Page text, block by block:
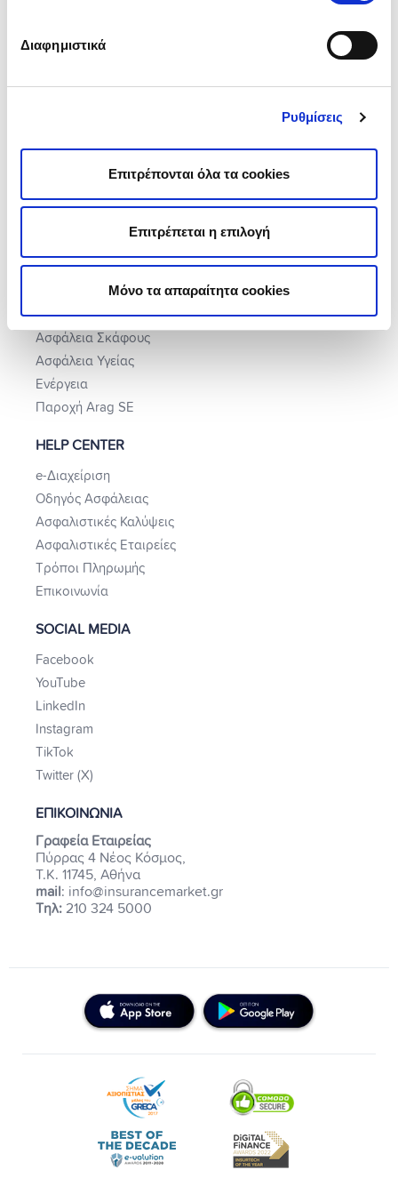
Διαφημιστικά
Ρυθμίσεις
Επιτρέπονται όλα τα cookies
Επιτρέπεται η επιλογή
Μόνο τα απαραίτητα cookies
Building Manifesto
Πώς μας αξιολόγησαν
Θέσεις Εργασίας
Εγγύηση Τιμής
Γίνε Συνεργάτης
ΠΡΟΙΟΝΤΑ
Ασφάλεια Αυτοκινήτου
Ασφάλεια Σπιτιού
Ασφάλεια Σκάφους
Ασφάλεια Υγείας
Ενέργεια
Παροχή Arag SE
HELP CENTER
e-Διαχείριση
Οδηγός Ασφάλειας
Ασφαλιστικές Καλύψεις
Ασφαλιστικές Εταιρείες
Τρόποι Πληρωμής
Επικοινωνία
SOCIAL MEDIA
Facebook
YouTube
LinkedIn
Instagram
TikTok
Twitter (X)
ΕΠΙΚΟΙΝΩΝΙΑ
Γραφεία Εταιρείας
Πύρρας 4 Νέος Κόσμος,
Τ.Κ. 11745, Αθήνα
mail: info@insurancemarket.gr
Τηλ: 210 324 5000